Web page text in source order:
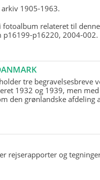
arkiv 1905-1963.
fotoalbum relateret til denne
p16199-p16220, 2004-002.
tre begravelsesbreve
1932 og 1939, men
den grønlandske afdeling
rejserapporter og